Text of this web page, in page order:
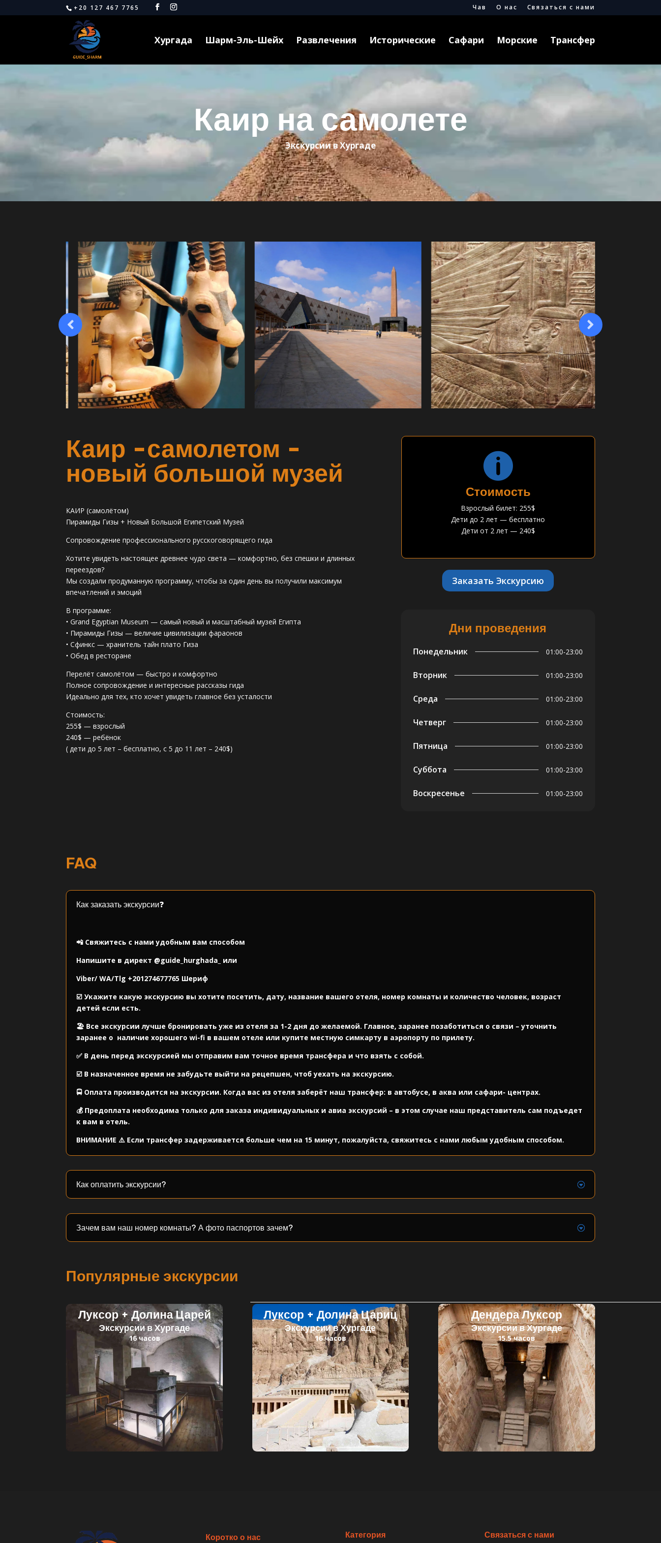
+20 127 467 7765 Чав О нас Связаться с нами
Хургада Шарм-Эль-Шейх Развлечения Исторические Сафари Морские Трансфер
Каир на самолете
Экскурсии в Хургаде
Каир -самолетом -
новый большой музей
КАИР (самолётом)
Пирамиды Гизы + Новый Большой Египетский Музей
Сопровождение профессионального русскоговорящего гида
Хотите увидеть настоящее древнее чудо света — комфортно, без спешки и длинных
переездов?
Мы создали продуманную программу, чтобы за один день вы получили максимум
впечатлений и эмоций
В программе:
• Grand Egyptian Museum — самый новый и масштабный музей Египта
• Пирамиды Гизы — величие цивилизации фараонов
• Сфинкс — хранитель тайн плато Гиза
• Обед в ресторане
Перелёт самолётом — быстро и комфортно
Полное сопровождение и интересные рассказы гида
Идеально для тех, кто хочет увидеть главное без усталости
Стоимость:
255$ — взрослый
240$ — ребёнок
( дети до 5 лет – бесплатно, с 5 до 11 лет – 240$)

Стоимость
Взрослый билет: 255$
Дети до 2 лет — бесплатно
Дети от 2 лет — 240$
Заказать Экскурсию
Дни проведения
Понедельник 01:00-23:00
Вторник 01:00-23:00
Среда 01:00-23:00
Четверг 01:00-23:00
Пятница 01:00-23:00
Суббота 01:00-23:00
Воскресенье 01:00-23:00
FAQ
Как заказать экскурсии❓
📲 Свяжитесь с нами удобным вам способом
Напишите в директ @guide_hurghada_
или
Viber/ WA/Tlg +201274677765 Шериф
☑️ Укажите какую экскурсию вы хотите посетить, дату, название вашего отеля, номер комнаты и количество человек, возраст
детей если есть.
🏖️ Все экскурсии лучше бронировать уже из отеля за 1-2 дня до желаемой. Главное, заранее позаботиться о связи – уточнить
заранее о наличие хорошего wi-fi в вашем отеле или купите местную симкарту в аэропорту по прилету.
✅ В день перед экскурсией мы отправим вам точное время трансфера и что взять с собой.
☑️ В назначенное время не забудьте выйти на рецепшен, чтоб уехать на экскурсию.
🚍 Оплата производится на экскурсии. Когда вас из отеля заберёт наш трансфер: в автобусе, в аква или сафари- центрах.
💰 Предоплата необходима только для заказа индивидуальных и авиа экскурсий – в этом случае наш представитель сам подъедет
к вам в отель.
ВНИМАНИЕ ⚠️ Если трансфер задерживается больше чем на 15 минут, пожалуйста, свяжитесь с нами любым удобным способом.
Как оплатить экскурсии?
Зачем вам наш номер комнаты? А фото паспортов зачем?
Популярные экскурсии
Луксор + Долина Царей
Экскурсии в Хургаде
16 часов
Взрослый билет: 60 $
Детский билет: 35 $
Читать далее
Луксор + Долина Цариц
Экскурсии в Хургаде
16 часов
Взрослый билет: 45 $
Детский билет: 30 $
Читать далее
Дендера Луксор
Экскурсии в Хургаде
15.5 часов
Взрослый билет: 55 $
Детский билет: 30 $
Читать далее
Коротко о нас Категория Связаться с нами